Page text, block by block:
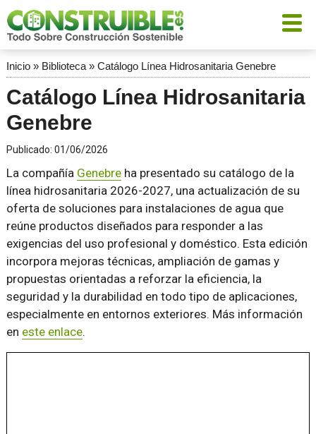
Inicio» Biblioteca» Catálogo Línea Hidrosanitaria Genebre
Catálogo Línea Hidrosanitaria
Genebre
Publicado: 01/06/2026
La compañía Genebreha presentado su catálogo de la
línea hidrosanitaria 2026-2027, una actualización de su
oferta de soluciones para instalaciones de agua que
reúne productos diseñados para responder a las
exigencias del uso profesional y doméstico. Esta edición
incorpora mejoras técnicas, ampliación de gamas y
propuestas orientadas a reforzar la eficiencia, la
seguridad y la durabilidad en todo tipo de aplicaciones,
especialmente en entornos exteriores. Más información
en este enlace.